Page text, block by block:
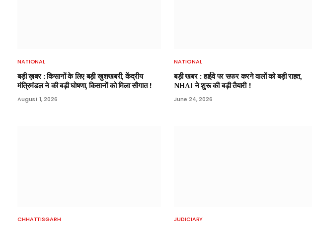
NATIONAL
बड़ी ख़बर : किसानों के लिए बड़ी खुशखबरी, केंद्रीय
मंत्रिमंडल ने की बड़ी घोषणा, किसानों को मिला सौगात !
August 1, 2026
NATIONAL
बड़ी खबर : हाईवे पर सफर करने वालों को बड़ी राहत,
NHAI ने शुरू की बड़ी तैयारी !
June 24, 2026
CHHATTISGARH JUDICIARY